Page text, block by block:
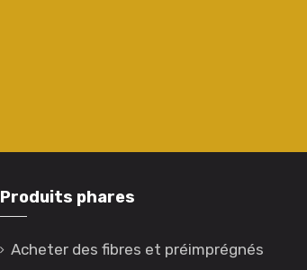
Produits phares
Acheter des fibres et préimprégnés